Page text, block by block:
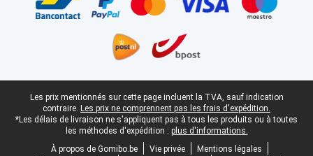
Pied-de-page légal
Les prix mentionnés sur cette page incluent la TVA, sauf indication
contraire. Les prix ne comprennent pas les frais d'expédition.
*Les délais de livraison ne s'appliquent pas à tous les produits ou à toutes
les méthodes d'expédition : plus d'informations.
À propos de Gomibo.be
Vie privée
Mentions légales